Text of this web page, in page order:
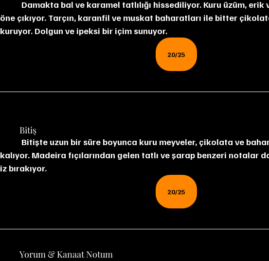
öne çıkıyor. Tarçın, karanfil ve muskat baharatları ile bitter
kuruyor. Dolgun ve ipeksi bir içim sunuyor.
20/25
	Bitiş
Bitişte uzun bir süre boyunca kuru meyveler, çikolata ve
kalıyor. Madeira fıçılarından gelen tatlı ve şarap benzeri notalar
iz bırakıyor.
20/25
	Yorum & Kanaat Notum